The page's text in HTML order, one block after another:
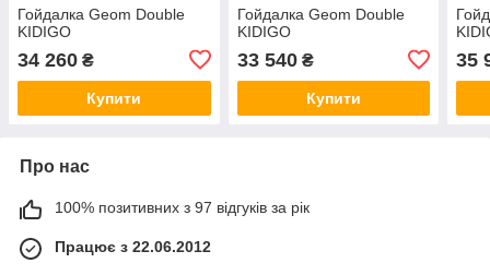
Гойдалка Geom Double
KIDIGO
34 260 ₴
Купити
Гойдалка Geom Double
KIDIGO
33 540₴
Купити
35
Про нас
100% позитивних з 97 відгуків за рік
Працює з 22.06.2012